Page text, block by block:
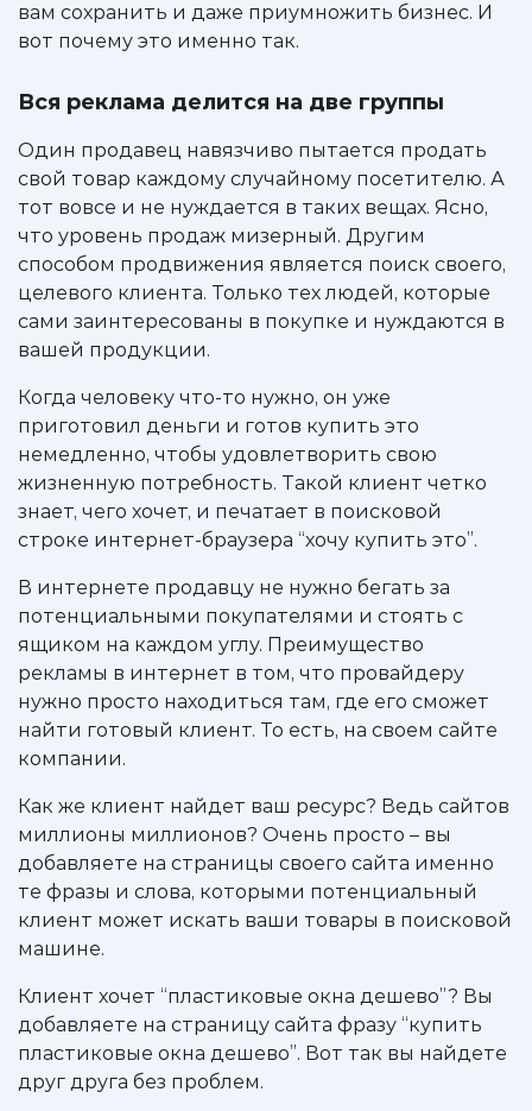
вам сохранить и даже приумножить бизнес. И
вот почему это именно так.
Вся реклама делится на две группы
Один продавец навязчиво пытается продать
свой товар каждому случайному посетителю. А
тот вовсе и не нуждается в таких вещах. Ясно,
что уровень продаж мизерный. Другим
способом продвижения является поиск своего,
целевого клиента. Только тех людей, которые
сами заинтересованы в покупке и нуждаются в
вашей продукции.
Когда человеку что-то нужно, он уже
приготовил деньги и готов купить это
немедленно, чтобы удовлетворить свою
жизненную потребность. Такой клиент четко
знает, чего хочет, и печатает в поисковой
строке интернет-браузера “хочу купить это”.
В интернете продавцу не нужно бегать за
потенциальными покупателями и стоять с
ящиком на каждом углу. Преимущество
рекламы в интернет в том, что провайдеру
нужно просто находиться там, где его сможет
найти готовый клиент. То есть, на своем сайте
компании.
Как же клиент найдет ваш ресурс? Ведь сайтов
миллионы миллионов? Очень просто – вы
добавляете на страницы своего сайта именно
те фразы и слова, которыми потенциальный
клиент может искать ваши товары в поисковой
машине.
Клиент хочет “пластиковые окна дешево”? Вы
добавляете на страницу сайта фразу “купить
пластиковые окна дешево”. Вот так вы найдете
друг друга без проблем.